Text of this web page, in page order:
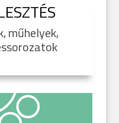
műhelyek,